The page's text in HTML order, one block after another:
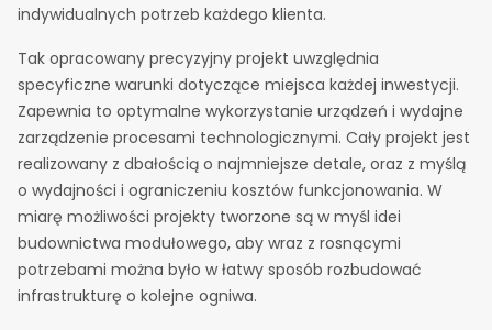
indywidualnych potrzeb każdego klienta.
Tak opracowany precyzyjny projekt uwzględnia
specyficzne warunki dotyczące miejsca każdej inwestycji.
Zapewnia to optymalne wykorzystanie urządzeń i wydajne
zarządzenie procesami technologicznymi. Cały projekt jest
realizowany z dbałością o najmniejsze detale, oraz z myślą
o wydajności i ograniczeniu kosztów funkcjonowania. W
miarę możliwości projekty tworzone są w myśl idei
budownictwa modułowego, aby wraz z rosnącymi
potrzebami można było w łatwy sposób rozbudować
infrastrukturę o kolejne ogniwa.